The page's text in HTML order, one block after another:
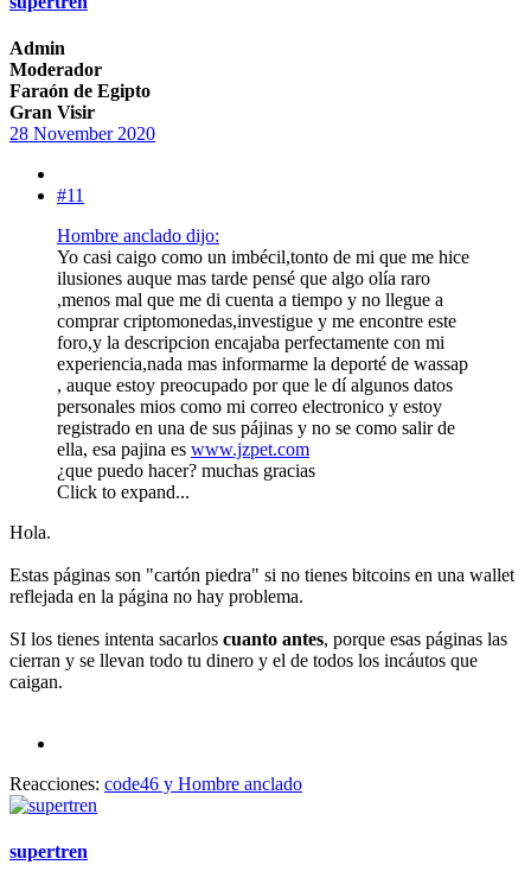
Admin
Moderador
Faraón de Egipto
Gran Visir
28 November 2020
#11
Hombre anclado dijo:
Yo casi caigo como un imbécil,tonto de mi que me hice
ilusiones auque mas tarde pensé que algo olía raro
,menos mal que me di cuenta a tiempo y no llegue a
comprar criptomonedas,investigue y me encontre este
foro,y la descripcion encajaba perfectamente con mi
experiencia,nada mas informarme la deporté de wassap
, auque estoy preocupado por que le dí algunos datos
personales mios como mi correo electronico y estoy
registrado en una de sus pájinas y no se como salir de
ella, esa pajina es www.jzpet.com
¿que puedo hacer? muchas gracias
Click to expand...
Hola.
Estas páginas son "cartón piedra" si no tienes bitcoins en una wallet
reflejada en la página no hay problema.
SI los tienes intenta sacarlos cuanto antes, porque esas páginas las
cierran y se llevan todo tu dinero y el de todos los incáutos que
caigan.
Reacciones: code46 y Hombre anclado
supertren